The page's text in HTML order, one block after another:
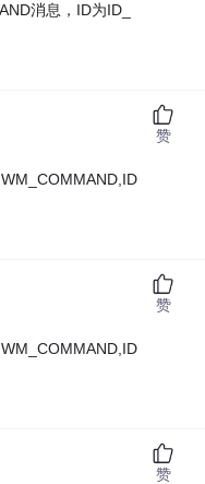
消息，ID为ID_
赞
赞
赞